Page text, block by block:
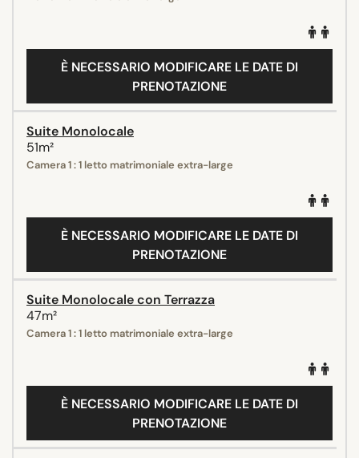
È NECESSARIO MODIFICARE LE DATE DI
PRENOTAZIONE
Suite Monolocale
51m²
Camera 1 : 1 letto matrimoniale extra-large
È NECESSARIO MODIFICARE LE DATE DI
PRENOTAZIONE
Suite Monolocale con Terrazza
47m²
Camera 1 : 1 letto matrimoniale extra-large
È NECESSARIO MODIFICARE LE DATE DI
PRENOTAZIONE